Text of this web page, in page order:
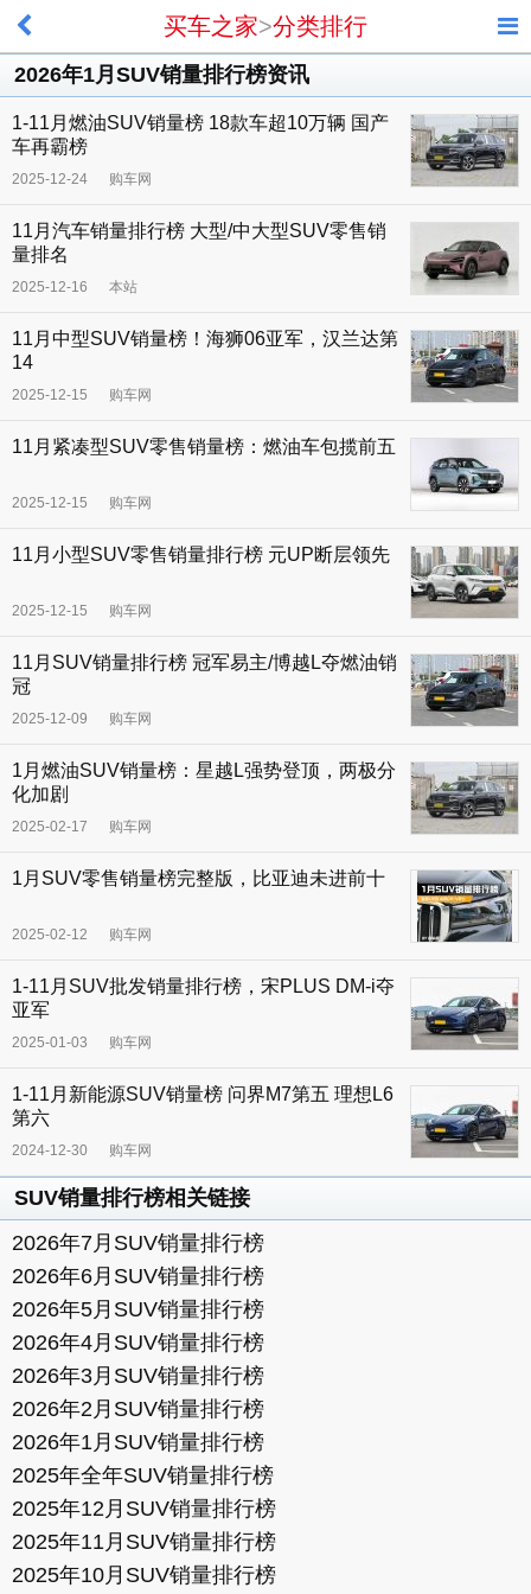
买车之家>分类排行
2026年1月SUV销量排行榜资讯
1-11月燃油SUV销量榜 18款车超10万辆 国产
车再霸榜
2025-12-24 购车网
11月汽车销量排行榜 大型/中大型SUV零售销
量排名
2025-12-16 本站
11月中型SUV销量榜！海狮06亚军，汉兰达第
14
2025-12-15 购车网
11月紧凑型SUV零售销量榜：燃油车包揽前五
2025-12-15 购车网
11月小型SUV零售销量排行榜 元UP断层领先
2025-12-15 购车网
11月SUV销量排行榜 冠军易主/博越L夺燃油销
冠
2025-12-09 购车网
1月燃油SUV销量榜：星越L强势登顶，两极分
化加剧
2025-02-17 购车网
1月SUV零售销量榜完整版，比亚迪未进前十
2025-02-12 购车网
1-11月SUV批发销量排行榜，宋PLUS DM-i夺
亚军
2025-01-03 购车网
1-11月新能源SUV销量榜 问界M7第五 理想L6
第六
2024-12-30 购车网
SUV销量排行榜相关链接
2026年7月SUV销量排行榜
2026年6月SUV销量排行榜
2026年5月SUV销量排行榜
2026年4月SUV销量排行榜
2026年3月SUV销量排行榜
2026年2月SUV销量排行榜
2026年1月SUV销量排行榜
2025年全年SUV销量排行榜
2025年12月SUV销量排行榜
2025年11月SUV销量排行榜
2025年10月SUV销量排行榜